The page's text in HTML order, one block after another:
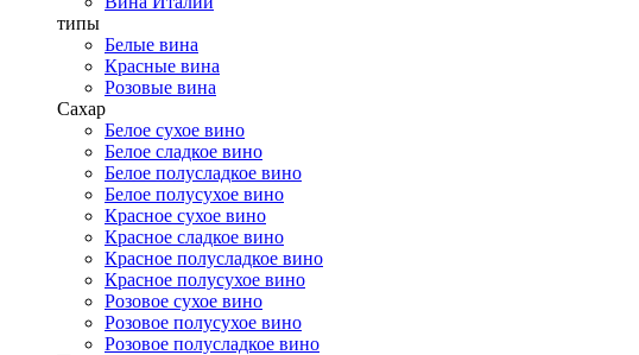
типы
Белые вина
Красные вина
Розовые вина
Сахар
Белое сухое вино
Белое сладкое вино
Белое полусладкое вино
Белое полусухое вино
Красное сухое вино
Красное сладкое вино
Красное полусладкое вино
Красное полусухое вино
Розовое сухое вино
Розовое полусухое вино
Розовое полусладкое вино